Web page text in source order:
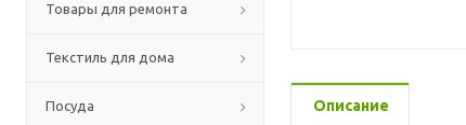
Товары для ремонта
Текстиль для дома
Посуда Описание